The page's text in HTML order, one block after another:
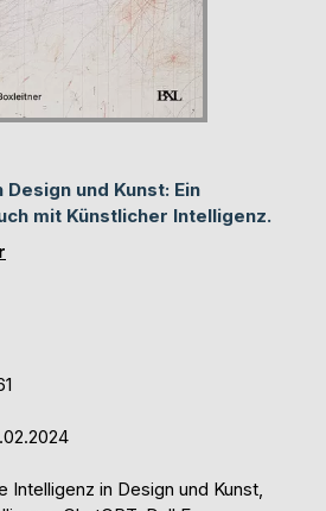
und Kunst: Ein
mit Künstlicher Intelligenz.
Intelligenz in Design und Kunst,